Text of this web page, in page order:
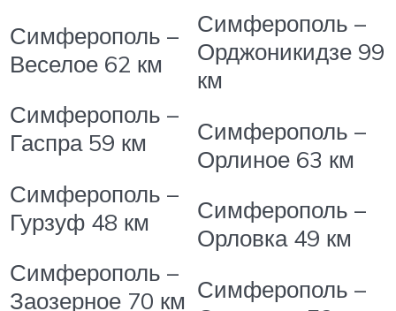
Симферополь –
Веселое 62 км
Симферополь –
Гаспра 59 км
Симферополь –
Гурзуф 48 км
Симферополь –
Заозерное 70 км
Симферополь –
Орджоникидзе 99
км
Симферополь –
Орлиное 63 км
Симферополь –
Орловка 49 км
Симферополь –